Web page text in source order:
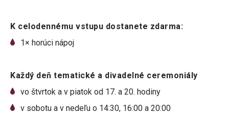
K celodennému vstupu dostanete zdarma:
1× horúci nápoj
Každý deň tematické a divadelné ceremoniály
vo štvrtok a v piatok od 17. a 20. hodiny
v sobotu a v nedeľu o 14:30, 16:00 a 20:00